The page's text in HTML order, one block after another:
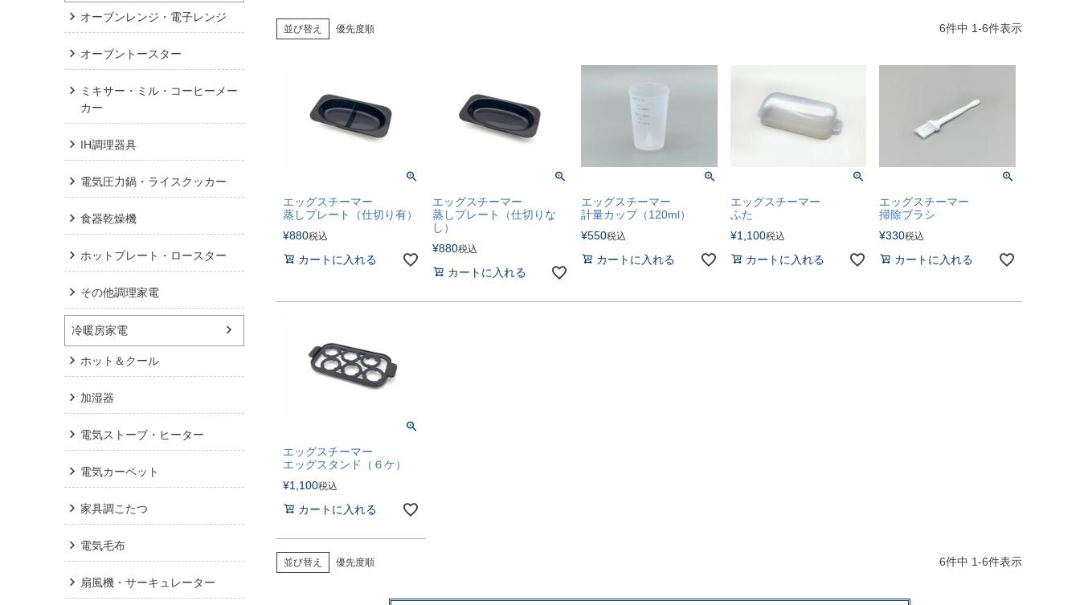
オーブンレンジ・電子レンジ
オーブントースター
ミキサー・ミル・コーヒーメー
カー
IH調理器具
電気圧力鍋・ライスクッカー
食器乾燥機
ホットプレート・ロースター
その他調理家電
冷暖房家電
ホット＆クール
加湿器
電気ストーブ・ヒーター
電気カーペット
家具調こたつ
電気毛布
扇風機・サーキュレーター
並び替え 優先度順 6件中 1-6件表示
エッグスチーマー
蒸しプレート（仕切り有）
¥880税込
カートに入れる
エッグスチーマー
蒸しプレート（仕切りな
し）
¥880税込
カートに入れる
エッグスチーマー
計量カップ（120ml）
¥550税込
カートに入れる
エッグスチーマー
ふた
¥1,100税込
カートに入れる
エッグスチーマー
掃除ブラシ
¥330税込
カートに入れる
エッグスチーマー
エッグスタンド（６ケ）
¥1,100税込
カートに入れる
並び替え 優先度順 6件中 1-6件表示